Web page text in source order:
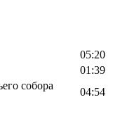
05:20
01:39
собора
04:54